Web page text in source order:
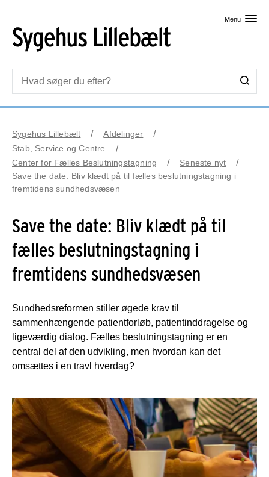
Menu
Sygehus Lillebælt
Afdelinger
Stab, Service og Centre
Center for Fælles Beslutningstagning
Seneste nyt
Save the date: Bliv klædt på til fælles beslutningstagning i
fremtidens sundhedsvæsen
Save the date: Bliv klædt på til
fælles beslutningstagning i
fremtidens sundhedsvæsen
Sundhedsreformen stiller øgede krav til
sammenhængende patientforløb, patientinddragelse og
ligeværdig dialog. Fælles beslutningstagning er en
central del af den udvikling, men hvordan kan det
omsættes i en travl hverdag?